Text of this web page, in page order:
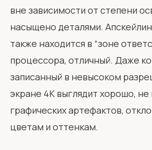
вне зависимости от степени
насыщено деталями.
также находится в “зоне
процессора, отличный. Даже
записанный в невысоком
экране 4K выглядит хорошо,
графических артефактов,
цветам и оттенкам.